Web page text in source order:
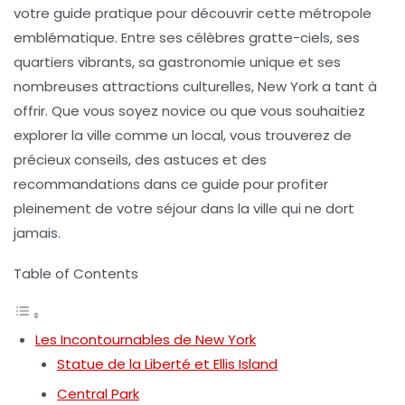
votre guide pratique pour découvrir cette métropole
emblématique. Entre ses célèbres gratte-ciels, ses
quartiers vibrants, sa gastronomie unique et ses
nombreuses attractions culturelles, New York a tant à
offrir. Que vous soyez novice ou que vous souhaitiez
explorer la ville comme un local, vous trouverez de
précieux conseils, des astuces et des
recommandations dans ce guide pour profiter
pleinement de votre séjour dans la ville qui ne dort
jamais.
Table of Contents
Les Incontournables de New York
Statue de la Liberté et Ellis Island
Central Park